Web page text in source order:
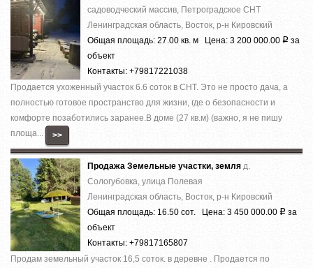
садоводческий массив, Петроградское СНТ
Ленинградская область, Восток, р-н Кировский
Общая площадь: 27.00 кв. м Цена: 3 200 000.00 Р за
объект
Контакты: +79817221038
Продается ухоженный участок 6.6 соток в СНТ. Это не просто дача, а
полностью готовое пространство для жизни, где о безопасности и
комфорте позаботились заранее.В доме (27 кв.м) (важно, я не пишу
площа...
>>
Продажа Земельные участки, земля д.
Сологубовка, улица Полевая
Ленинградская область, Восток, р-н Кировский
Общая площадь: 16.50 сот. Цена: 3 450 000.00 Р за
объект
Контакты: +79817165807
Продам земельный участок 16,5 соток. в деревне . Продается по